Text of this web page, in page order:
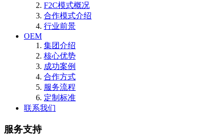
F2C模式概况
合作模式介绍
行业前景
OEM
集团介绍
核心优势
成功案例
合作方式
服务流程
定制标准
联系我们
服务支持